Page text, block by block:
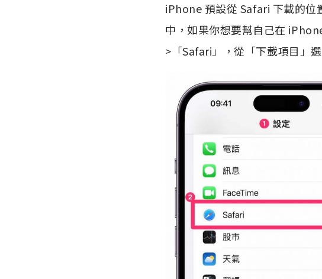
iPhone 預設從 Safari 下載的
中，如果你想要幫自己在
>「Safari」，從「下載項目」